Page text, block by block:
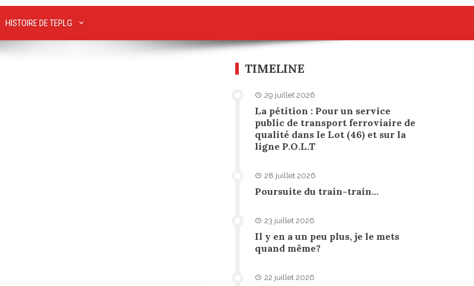
HISTOIRE DE TEPLG
TIMELINE
29 juillet 2026
La pétition : Pour un service
public de transport ferroviaire de
qualité dans le Lot (46) et sur la
ligne P.O.L.T
28 juillet 2026
Poursuite du train-train…
23 juillet 2026
Il y en a un peu plus, je le mets
quand même?
22 juillet 2026